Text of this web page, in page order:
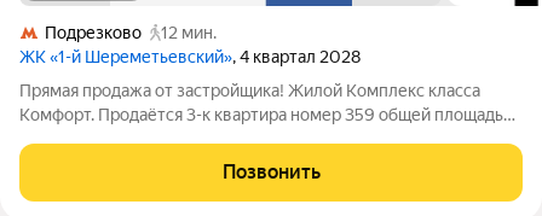
Подрезково
12 мин.
ЖК «1-й Шереметьевский», 4 квартал 2028
Прямая продажа от застройщика! Жилой Комплекс класса
Комфорт. Продаётся 3-к квартира номер 359 общей площадью
отделка. - Просторная спальня, в которой можно разместить
большую кровать. -
Позвонить